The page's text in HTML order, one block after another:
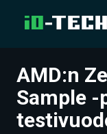
UUTISET
ARTIKKELIT
AMD:n
Sample